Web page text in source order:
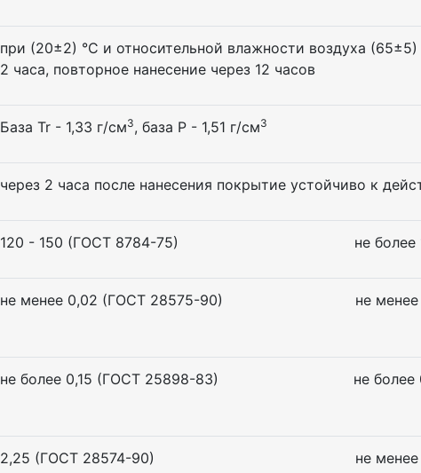
при (20±2) °С и относительной влажности воздуха
2 часа, повторное нанесение через 12 часов
База Tr - 1,33 г/см3, база P - 1,51 г/см3
через 2 часа после нанесения покрытие устойчиво к
120 - 150 (ГОСТ 8784-75) не более
не менее 0,02 (ГОСТ 28575-90) не
не более 0,15 (ГОСТ 25898-83) не более
2,25 (ГОСТ 28574-90) не